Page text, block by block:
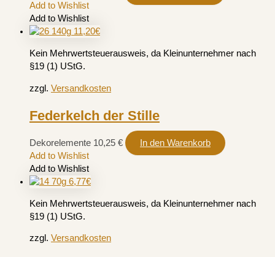
Add to Wishlist
Add to Wishlist
Kein Mehrwertsteuerausweis, da Kleinunternehmer nach
§19 (1) UStG.
zzgl. Versandkosten
Federkelch der Stille
Dekorelemente 10,25 €
In den Warenkorb
Add to Wishlist
Add to Wishlist
Kein Mehrwertsteuerausweis, da Kleinunternehmer nach
§19 (1) UStG.
zzgl. Versandkosten